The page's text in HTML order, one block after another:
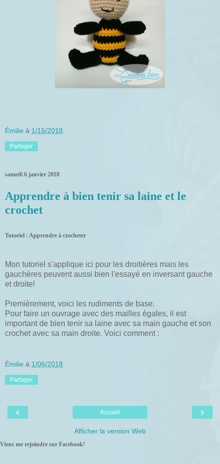
Émilie à 1/15/2018
Partager
samedi 6 janvier 2018
Apprendre à bien tenir sa laine et le
crochet
Tutoriel : Apprendre à crocheter
Mon tutoriel s'applique ici pour les droitières mais les
gauchères peuvent aussi bien l'essayé en inversant gauche
et droite!
Premièrement, voici les rudiments de base.
Pour faire un ouvrage avec des mailles égales, il est
important de bien tenir sa laine avec sa main gauche et son
crochet avec sa main droite. Voici comment :
Émilie à 1/06/2018
Partager
‹ ›
Accueil
Afficher la version Web
Viens me rejoindre sur Facebook!